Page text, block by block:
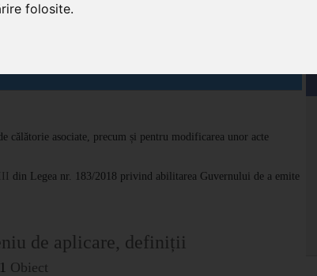
folosite.
călătorie asociate, precum și pentru modificarea unor acte
din Legea nr. 183/2018 privind abilitarea Guvernului de a emite
de aplicare, definiții
Obiect